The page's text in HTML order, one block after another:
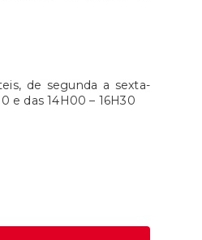
de segunda a sexta-
e das 14H00 – 16H30